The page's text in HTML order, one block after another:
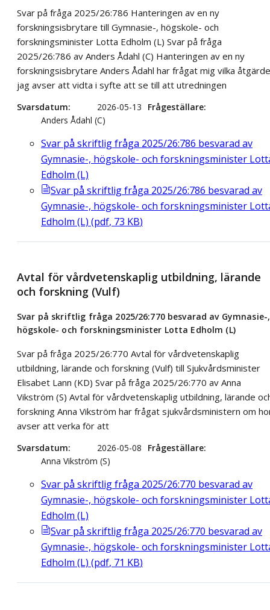
Svar på fråga 2025/26:786 Hanteringen av en ny
forskningsisbrytare till Gymnasie-, högskole- och
forskningsminister Lotta Edholm (L) Svar på fråga
2025/26:786 av Anders Ådahl (C) Hanteringen av en ny
forskningsisbrytare Anders Ådahl har frågat mig vilka
jag avser att vidta i syfte att se till att utredningen
Svarsdatum 2026-05-13
Frågeställare
Anders Ådahl (C)
Svar på skriftlig fråga 2025/26:786 besvarad av
Gymnasie-, högskole- och forskningsminister
Edholm (L)
Svar på skriftlig fråga 2025/26:786 besvarad av
Gymnasie-, högskole- och forskningsminister
Edholm (L) (pdf, 73 KB)
Avtal för vårdvetenskaplig utbildning, lärande
och forskning (Vulf)
Svar på skriftlig fråga 2025/26:770 besvarad av Gymnasie-,
högskole- och forskningsminister Lotta Edholm (L)
Svar på fråga 2025/26:770 Avtal för vårdvetenskaplig
utbildning, lärande och forskning (Vulf) till Sjukvårdsminister
Elisabet Lann (KD) Svar på fråga 2025/26:770 av Anna
Vikström (S) Avtal för vårdvetenskaplig utbildning, lärande
forskning Anna Vikström har frågat sjukvårdsministern om
avser att verka för att
Svarsdatum 2026-05-08
Frågeställare
Anna Vikström (S)
Svar på skriftlig fråga 2025/26:770 besvarad av
Gymnasie-, högskole- och forskningsminister
Edholm (L)
Svar på skriftlig fråga 2025/26:770 besvarad av
Gymnasie-, högskole- och forskningsminister
Edholm (L) (pdf, 71 KB)